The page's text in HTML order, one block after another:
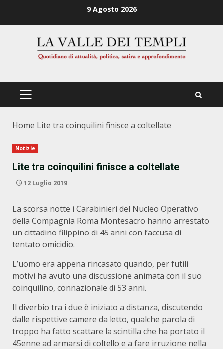
9 Agosto 2026
PRIMÄRES
Home Lite tra coinquilini finisce a coltellate
Notizie
Lite tra coinquilini finisce a coltellate
12 Luglio 2019
La scorsa notte i Carabinieri del Nucleo Operativo
della Compagnia Roma Montesacro hanno arrestato
un cittadino filippino di 45 anni con l’accusa di
tentato omicidio.
L’uomo era appena rincasato quando, per futili
motivi ha avuto una discussione animata con il suo
coinquilino, connazionale di 53 anni.
Il diverbio tra i due è iniziato a distanza, discutendo
dalle rispettive camere da letto, qualche parola di
troppo ha fatto scattare la scintilla che ha portato il
45enne ad armarsi di coltello e a fare irruzione nella